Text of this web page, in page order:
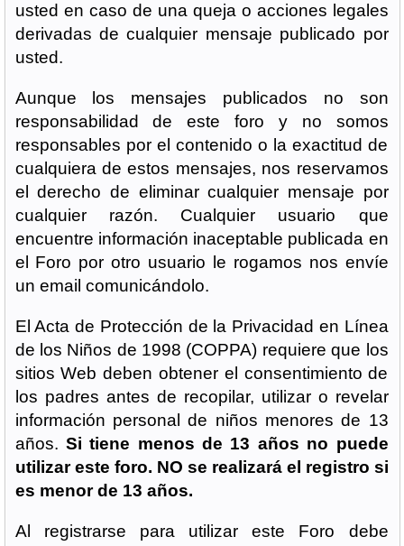
usted en caso de una queja o acciones legales
derivadas de cualquier mensaje publicado por
usted.
Aunque los mensajes publicados no son
responsabilidad de este foro y no somos
responsables por el contenido o la exactitud de
cualquiera de estos mensajes, nos reservamos
el derecho de eliminar cualquier mensaje por
cualquier razón. Cualquier usuario que
encuentre información inaceptable publicada en
el Foro por otro usuario le rogamos nos envíe
un email comunicándolo.
El Acta de Protección de la Privacidad en Línea
de los Niños de 1998 (COPPA) requiere que los
sitios Web deben obtener el consentimiento de
los padres antes de recopilar, utilizar o revelar
información personal de niños menores de 13
años. Si tiene menos de 13 años no puede
utilizar este foro. NO se realizará el registro si
es menor de 13 años.
Al registrarse para utilizar este Foro debe